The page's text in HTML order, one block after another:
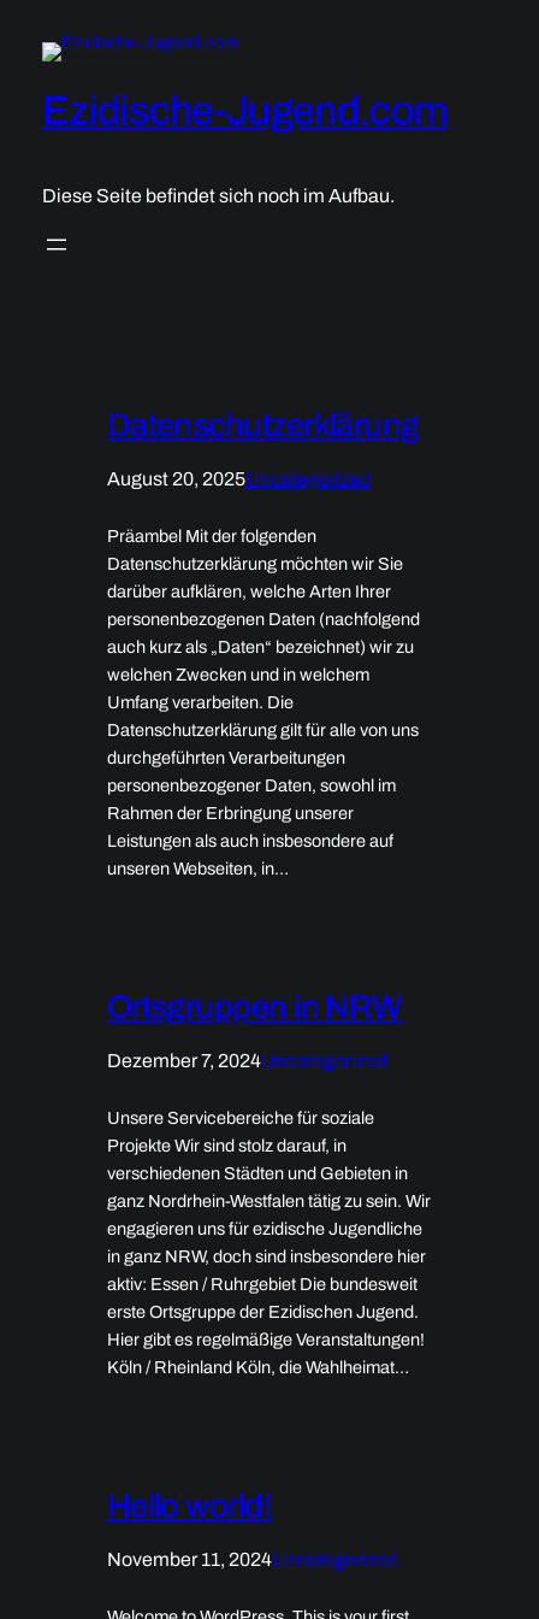
Inhalt
Ezidische-Jugend.com
Diese Seite befindet sich noch im Aufbau.
Datenschutzerklärung
August 20, 2025Uncategorized
Präambel Mit der folgenden
Datenschutzerklärung möchten wir Sie
darüber aufklären, welche Arten Ihrer
personenbezogenen Daten (nachfolgend
auch kurz als „Daten“ bezeichnet) wir zu
welchen Zwecken und in welchem
Umfang verarbeiten. Die
Datenschutzerklärung gilt für alle von uns
durchgeführten Verarbeitungen
personenbezogener Daten, sowohl im
Rahmen der Erbringung unserer
Leistungen als auch insbesondere auf
unseren Webseiten, in…
Ortsgruppen in NRW
Dezember 7, 2024Uncategorized
Unsere Servicebereiche für soziale
Projekte Wir sind stolz darauf, in
verschiedenen Städten und Gebieten in
ganz Nordrhein-Westfalen tätig zu sein. Wir
engagieren uns für ezidische Jugendliche
in ganz NRW, doch sind insbesondere hier
aktiv: Essen / Ruhrgebiet Die bundesweit
erste Ortsgruppe der Ezidischen Jugend.
Hier gibt es regelmäßige Veranstaltungen!
Köln / Rheinland Köln, die Wahlheimat…
Hello world!
November 11, 2024Uncategorized